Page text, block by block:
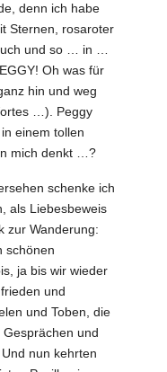
denn ich habe
Sternen, rosaroter
und so … in …
Oh was für
hin und weg
…). Peggy
einem tollen
mich denkt …?
schenke ich
als Liebesbeweis
zur Wanderung:
schönen
ja bis wir wieder
und
und Toben, die
und
nun kehrten